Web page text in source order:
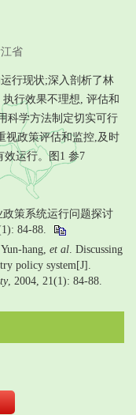
省
行现状;深入剖析了林
行效果不理想, 评估和
科学方法制定切实可行
视政策评估和监控,及时
效运行。图1 参7
策系统运行问题探讨
84-88.
hang, et al . Discussing
policy system[J].
, 2004, 21(1): 84-88.